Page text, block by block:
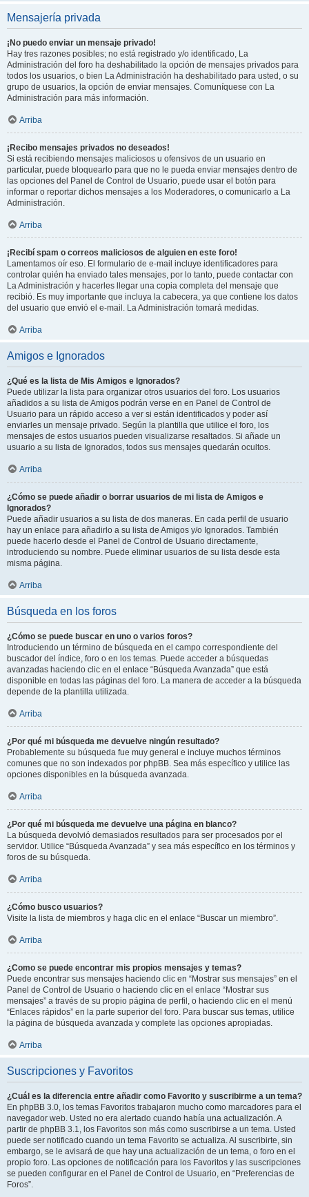
Mensajería privada
¡No puedo enviar un mensaje privado!
Hay tres razones posibles; no está registrado y/o identificado, La
Administración del foro ha deshabilitado la opción de mensajes privados para
todos los usuarios, o bien La Administración ha deshabilitado para usted, o su
grupo de usuarios, la opción de enviar mensajes. Comuníquese con La
Administración para más información.
Arriba
¡Recibo mensajes privados no deseados!
Si está recibiendo mensajes maliciosos u ofensivos de un usuario en
particular, puede bloquearlo para que no le pueda enviar mensajes dentro de
las opciones del Panel de Control de Usuario, puede usar el botón para
informar o reportar dichos mensajes a los Moderadores, o comunicarlo a La
Administración.
Arriba
¡Recibí spam o correos maliciosos de alguien en este foro!
Lamentamos oír eso. El formulario de e-mail incluye identificadores para
controlar quién ha enviado tales mensajes, por lo tanto, puede contactar con
La Administración y hacerles llegar una copia completa del mensaje que
recibió. Es muy importante que incluya la cabecera, ya que contiene los datos
del usuario que envió el e-mail. La Administración tomará medidas.
Arriba
Amigos e Ignorados
¿Qué es la lista de Mis Amigos e Ignorados?
Puede utilizar la lista para organizar otros usuarios del foro. Los usuarios
añadidos a su lista de Amigos podrán verse en en Panel de Control de
Usuario para un rápido acceso a ver si están identificados y poder así
enviarles un mensaje privado. Según la plantilla que utilice el foro, los
mensajes de estos usuarios pueden visualizarse resaltados. Si añade un
usuario a su lista de Ignorados, todos sus mensajes quedarán ocultos.
Arriba
¿Cómo se puede añadir o borrar usuarios de mi lista de Amigos e
Ignorados?
Puede añadir usuarios a su lista de dos maneras. En cada perfil de usuario
hay un enlace para añadirlo a su lista de Amigos y/o Ignorados. También
puede hacerlo desde el Panel de Control de Usuario directamente,
introduciendo su nombre. Puede eliminar usuarios de su lista desde esta
misma página.
Arriba
Búsqueda en los foros
¿Cómo se puede buscar en uno o varios foros?
Introduciendo un término de búsqueda en el campo correspondiente del
buscador del índice, foro o en los temas. Puede acceder a búsquedas
avanzadas haciendo clic en el enlace “Búsqueda Avanzada” que está
disponible en todas las páginas del foro. La manera de acceder a la búsqueda
depende de la plantilla utilizada.
Arriba
¿Por qué mi búsqueda me devuelve ningún resultado?
Probablemente su búsqueda fue muy general e incluye muchos términos
comunes que no son indexados por phpBB. Sea más específico y utilice las
opciones disponibles en la búsqueda avanzada.
Arriba
¿Por qué mi búsqueda me devuelve una página en blanco?
La búsqueda devolvió demasiados resultados para ser procesados por el
servidor. Utilice “Búsqueda Avanzada” y sea más específico en los términos y
foros de su búsqueda.
Arriba
¿Cómo busco usuarios?
Visite la lista de miembros y haga clic en el enlace “Buscar un miembro”.
Arriba
¿Como se puede encontrar mis propios mensajes y temas?
Puede encontrar sus mensajes haciendo clic en “Mostrar sus mensajes” en el
Panel de Control de Usuario o haciendo clic en el enlace “Mostrar sus
mensajes” a través de su propio página de perfil, o haciendo clic en el menú
“Enlaces rápidos” en la parte superior del foro. Para buscar sus temas, utilice
la página de búsqueda avanzada y complete las opciones apropiadas.
Arriba
Suscripciones y Favoritos
¿Cuál es la diferencia entre añadir como Favorito y suscribirme a un tema?
En phpBB 3.0, los temas Favoritos trabajaron mucho como marcadores para el
navegador web. Usted no era alertado cuando había una actualización. A
partir de phpBB 3.1, los Favoritos son más como suscribirse a un tema. Usted
puede ser notificado cuando un tema Favorito se actualiza. Al suscribirte, sin
embargo, se le avisará de que hay una actualización de un tema, o foro en el
propio foro. Las opciones de notificación para los Favoritos y las suscripciones
se pueden configurar en el Panel de Control de Usuario, en “Preferencias de
Foros”.